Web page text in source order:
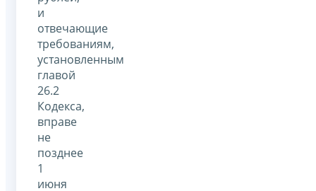
и
отвечающие
требованиям,
установленным
главой
26.2
Кодекса,
вправе
не
позднее
1
июня